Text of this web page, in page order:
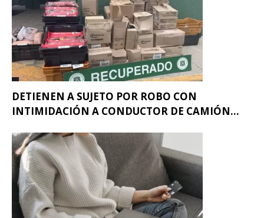
DETIENEN A SUJETO POR ROBO CON
INTIMIDACIÓN A CONDUCTOR DE CAMIÓN...